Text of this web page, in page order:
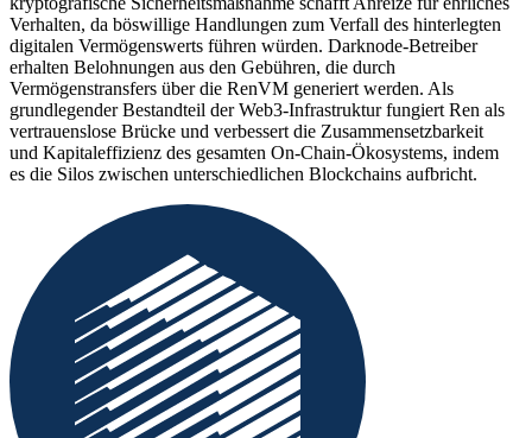
Verhalten, da böswillige Handlungen zum Verfall des hinterlegten
digitalen Vermögenswerts führen würden. Darknode-Betreiber
erhalten Belohnungen aus den Gebühren, die durch
Vermögenstransfers über die RenVM generiert werden. Als
grundlegender Bestandteil der Web3-Infrastruktur fungiert Ren als
vertrauenslose Brücke und verbessert die Zusammensetzbarkeit
und Kapitaleffizienz des gesamten On-Chain-Ökosystems, indem
es die Silos zwischen unterschiedlichen Blockchains aufbricht.